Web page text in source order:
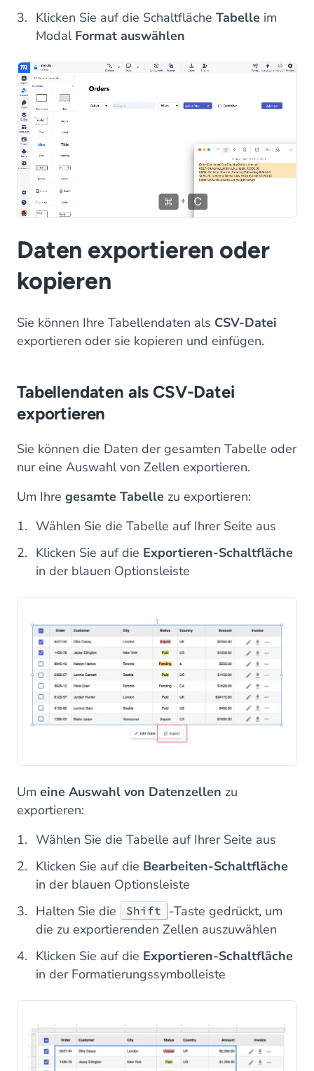
Klicken Sie auf die Schaltfläche Tabelle im
Modal Format auswählen
Daten exportieren oder
kopieren
Sie können Ihre Tabellendaten als CSV-Datei
exportieren oder sie kopieren und einfügen.
Tabellendaten als CSV-Datei
exportieren
Sie können die Daten der gesamten Tabelle oder
nur eine Auswahl von Zellen exportieren.
Um Ihre gesamte Tabelle zu exportieren:
Wählen Sie die Tabelle auf Ihrer Seite aus
Klicken Sie auf die Exportieren-Schaltfläche
in der blauen Optionsleiste
Um eine Auswahl von Datenzellen zu
exportieren:
Wählen Sie die Tabelle auf Ihrer Seite aus
Klicken Sie auf die Bearbeiten-Schaltfläche
in der blauen Optionsleiste
Halten Sie die
Shift
-Taste gedrückt, um
die zu exportierenden Zellen auszuwählen
Klicken Sie auf die Exportieren-Schaltfläche
in der Formatierungssymbolleiste